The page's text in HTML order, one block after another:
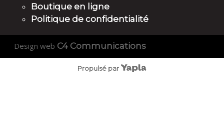
Boutique en ligne
Politique de confidentialité
Design web C4 Communications
Propulsé par